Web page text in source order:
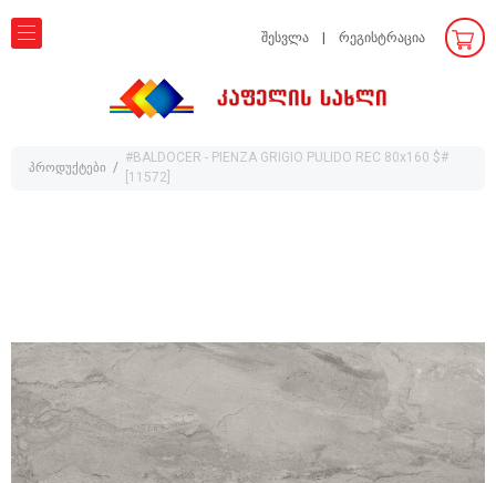
შესვლა რეგისტრაცია
პროდუქტები
#BALDOCER - PIENZA GRIGIO PULIDO REC 80x160 $#
[11572]